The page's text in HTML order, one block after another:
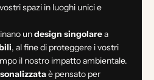
spazi in luoghi unici e
undesign singolarea
, al fine di proteggere i vostri
il nostro impatto ambientale.
è pensato per